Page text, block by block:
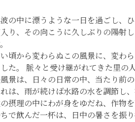
の中に漂うような一日を過ごし、
り、その向こうに久しぶりの陽射
頃から変わらぬこの風景に、変わ
た。 脈々と受け継がれてきた里の
景は、日々の日常の中、当たり前
は、雨が続けば水路の水を調節し
摂理の中にわが身をゆだね、作物
で飲んだ一杯は、日中の暑さを振